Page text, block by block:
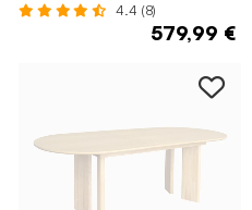
4.4 (8)
579,99 €